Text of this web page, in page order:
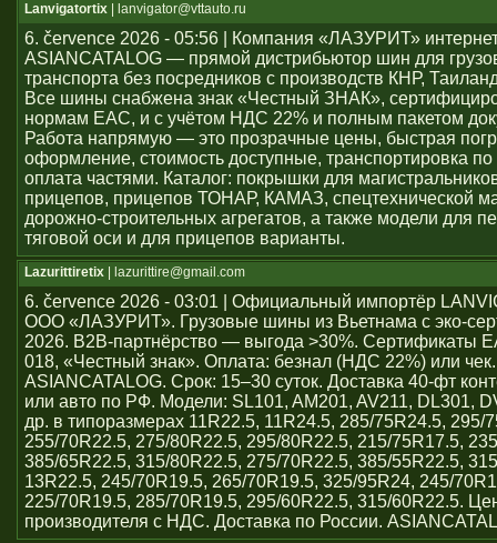
Lanvigatortix | lanvigator@vttauto.ru
6. července 2026 - 05:56 | Компания «ЛАЗУРИТ»
ASIANCATALOG — прямой дистрибьютор шин для
транспорта без посредников с производств КНР,
Все шины снабжена знак «Честный ЗНАК»,
нормам ЕАС, и с учётом НДС 22% и полным пакетом
Работа напрямую — это прозрачные цены, быстрая
оформление, стоимость доступные, транспортировка по
оплата частями. Каталог: покрышки для
прицепов, прицепов ТОНАР, КАМАЗ, спецтехнической
дорожно-строительных агрегатов, а также модели для
тяговой оси и для прицепов варианты.
Lazurittiretix | lazurittire@gmail.com
6. července 2026 - 03:01 | Официальный импортёр
ООО «ЛАЗУРИТ». Грузовые шины из Вьетнама с эко-
2026. B2B-партнёрство — выгода >30%. Сертификаты
018, «Честный знак». Оплата: безнал (НДС 22%) или
ASIANCATALOG. Срок: 15–30 суток. Доставка 40-фт
или авто по РФ. Модели: SL101, AM201, AV211, DL301,
др. в типоразмерах 11R22.5, 11R24.5, 285/75R24.5, 295/
255/70R22.5, 275/80R22.5, 295/80R22.5, 215/75R17.5,
385/65R22.5, 315/80R22.5, 275/70R22.5, 385/55R22.5,
13R22.5, 245/70R19.5, 265/70R19.5, 325/95R24, 245/
225/70R19.5, 285/70R19.5, 295/60R22.5, 315/60R22.5.
производителя с НДС. Доставка по России.